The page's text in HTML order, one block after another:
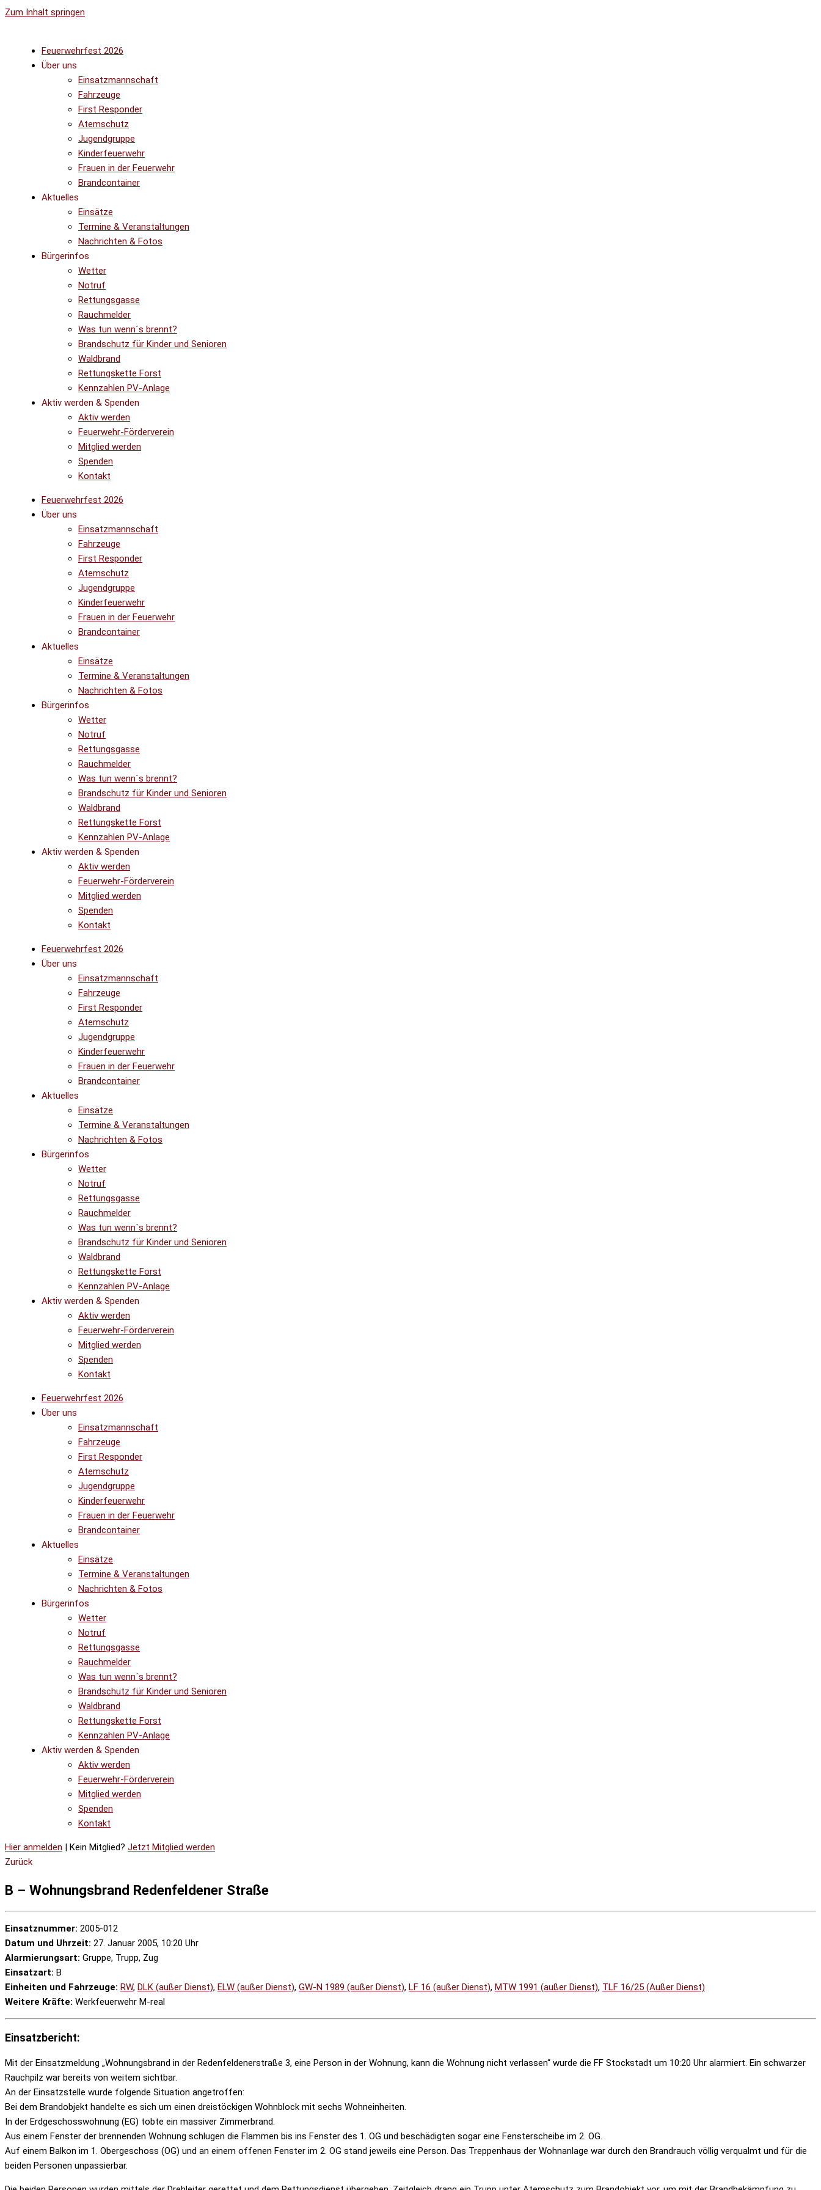
Zum Inhalt springen
Feuerwehrfest 2026
Über uns
Einsatzmannschaft
Fahrzeuge
First Responder
Atemschutz
Jugendgruppe
Kinderfeuerwehr
Frauen in der Feuerwehr
Brandcontainer
Aktuelles
Einsätze
Termine & Veranstaltungen
Nachrichten & Fotos
Bürgerinfos
Wetter
Notruf
Rettungsgasse
Rauchmelder
Was tun wenn´s brennt?
Brandschutz für Kinder und Senioren
Waldbrand
Rettungskette Forst
Kennzahlen PV-Anlage
Aktiv werden & Spenden
Aktiv werden
Feuerwehr-Förderverein
Mitglied werden
Spenden
Kontakt
Feuerwehrfest 2026
Über uns
Einsatzmannschaft
Fahrzeuge
First Responder
Atemschutz
Jugendgruppe
Kinderfeuerwehr
Frauen in der Feuerwehr
Brandcontainer
Aktuelles
Einsätze
Termine & Veranstaltungen
Nachrichten & Fotos
Bürgerinfos
Wetter
Notruf
Rettungsgasse
Rauchmelder
Was tun wenn´s brennt?
Brandschutz für Kinder und Senioren
Waldbrand
Rettungskette Forst
Kennzahlen PV-Anlage
Aktiv werden & Spenden
Aktiv werden
Feuerwehr-Förderverein
Mitglied werden
Spenden
Kontakt
Feuerwehrfest 2026
Über uns
Einsatzmannschaft
Fahrzeuge
First Responder
Atemschutz
Jugendgruppe
Kinderfeuerwehr
Frauen in der Feuerwehr
Brandcontainer
Aktuelles
Einsätze
Termine & Veranstaltungen
Nachrichten & Fotos
Bürgerinfos
Wetter
Notruf
Rettungsgasse
Rauchmelder
Was tun wenn´s brennt?
Brandschutz für Kinder und Senioren
Waldbrand
Rettungskette Forst
Kennzahlen PV-Anlage
Aktiv werden & Spenden
Aktiv werden
Feuerwehr-Förderverein
Mitglied werden
Spenden
Kontakt
Feuerwehrfest 2026
Über uns
Einsatzmannschaft
Fahrzeuge
First Responder
Atemschutz
Jugendgruppe
Kinderfeuerwehr
Frauen in der Feuerwehr
Brandcontainer
Aktuelles
Einsätze
Termine & Veranstaltungen
Nachrichten & Fotos
Bürgerinfos
Wetter
Notruf
Rettungsgasse
Rauchmelder
Was tun wenn´s brennt?
Brandschutz für Kinder und Senioren
Waldbrand
Rettungskette Forst
Kennzahlen PV-Anlage
Aktiv werden & Spenden
Aktiv werden
Feuerwehr-Förderverein
Mitglied werden
Spenden
Kontakt
Hier anmelden | Kein Mitglied? Jetzt Mitglied werden
Zurück
B – Wohnungsbrand Redenfeldener Straße
Einsatznummer: 2005-012
Datum und Uhrzeit: 27. Januar 2005, 10:20 Uhr
Alarmierungsart: Gruppe, Trupp, Zug
Einsatzart: B
Einheiten und Fahrzeuge: RW, DLK (außer Dienst), ELW (außer Dienst), GW-N 1989 (außer Dienst), LF 16 (außer Dienst), MTW 1991 (außer Dienst), TLF 16/25 (Außer Dienst)
Weitere Kräfte: Werkfeuerwehr M-real
Einsatzbericht:
Mit der Einsatzmeldung „Wohnungsbrand in der Redenfeldenerstraße 3, eine Person in der Wohnung, kann die Wohnung nicht verlassen“ wurde die FF Stockstadt um 10:20 Uhr alarmiert. Ein schwarzer
Rauchpilz war bereits von weitem sichtbar.
An der Einsatzstelle wurde folgende Situation angetroffen:
Bei dem Brandobjekt handelte es sich um einen dreistöckigen Wohnblock mit sechs Wohneinheiten.
In der Erdgeschosswohnung (EG) tobte ein massiver Zimmerbrand.
Aus einem Fenster der brennenden Wohnung schlugen die Flammen bis ins Fenster des 1. OG und beschädigten sogar eine Fensterscheibe im 2. OG.
Auf einem Balkon im 1. Obergeschoss (OG) und an einem offenen Fenster im 2. OG stand jeweils eine Person. Das Treppenhaus der Wohnanlage war durch den Brandrauch völlig verqualmt und für die
beiden Personen unpassierbar.